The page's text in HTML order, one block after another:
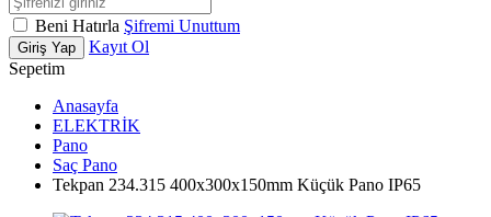
Beni Hatırla Şifremi Unuttum
Giriş Yap
Kayıt Ol
Sepetim
Anasayfa
ELEKTRİK
Pano
Saç Pano
Tekpan 234.315 400x300x150mm Küçük Pano IP65